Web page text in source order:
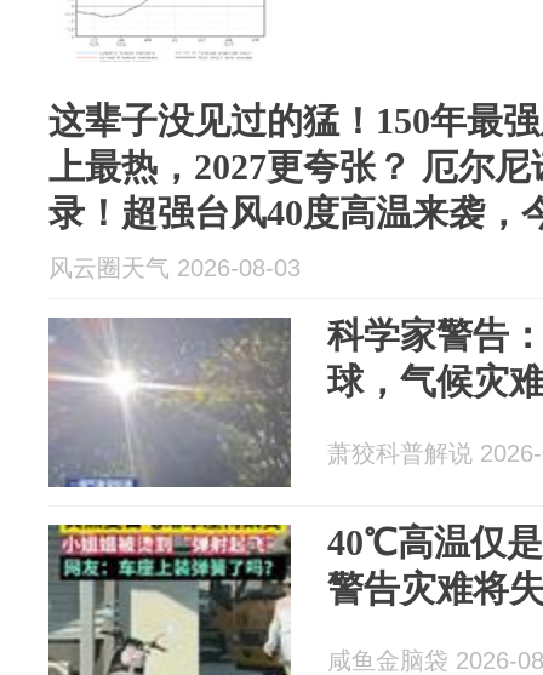
这辈子没见过的猛！150年最
上最热，2027更夸张？ 厄尔
录！超强台风40度高温来袭，
风云圈天气 2026-08-03
科学家警告
球，气候灾
萧狡科普解说
40℃高温仅
警告灾难将
咸鱼金脑袋 2026-